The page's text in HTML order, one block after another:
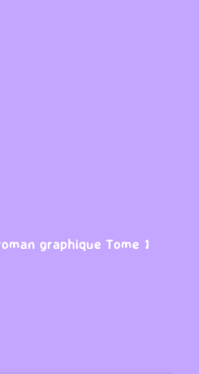
graphique Tome 1